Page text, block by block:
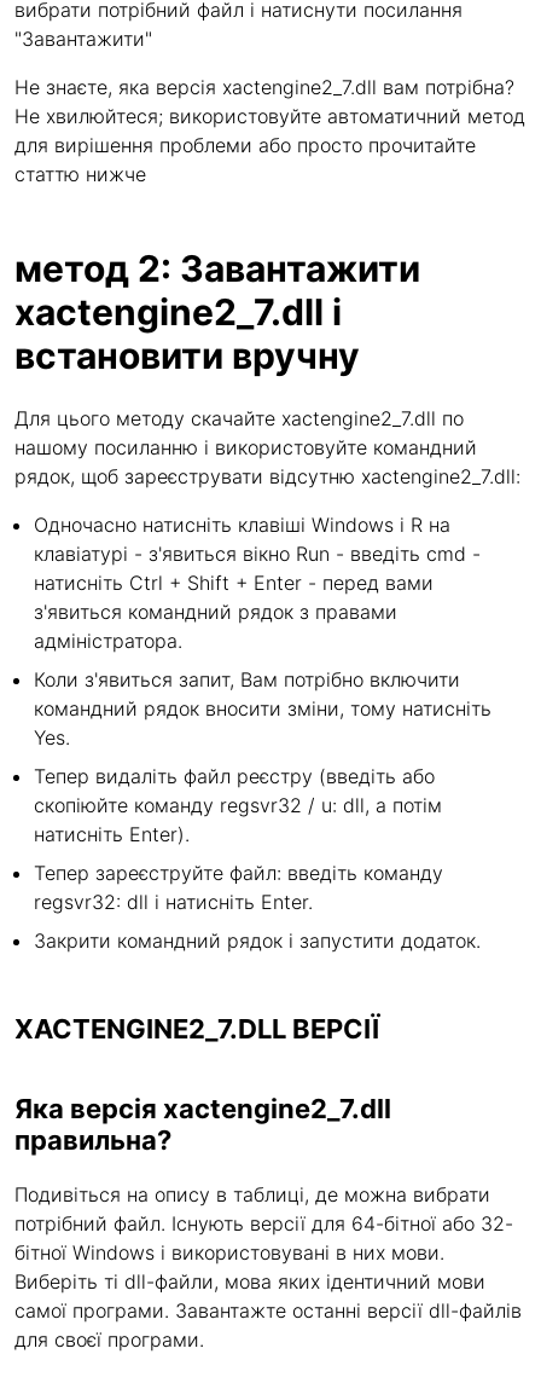
вибрати потрібний файл і натиснути посилання
"Завантажити"
Не знаєте, яка версія xactengine2_7.dll вам потрібна?
Не хвилюйтеся; використовуйте автоматичний метод
для вирішення проблеми або просто прочитайте
статтю нижче
метод 2: Завантажити
xactengine2_7.dll і
встановити вручну
Для цього методу скачайте xactengine2_7.dll по
нашому посиланню і використовуйте командний
рядок, щоб зареєструвати відсутню xactengine2_7.dll:
Одночасно натисніть клавіші Windows і R на
клавіатурі - з'явиться вікно Run - введіть cmd -
натисніть Ctrl + Shift + Enter - перед вами
з'явиться командний рядок з правами
адміністратора.
Коли з'явиться запит, Вам потрібно включити
командний рядок вносити зміни, тому натисніть
Yes.
Тепер видаліть файл реєстру (введіть або
скопіюйте команду regsvr32 / u: dll, а потім
натисніть Enter).
Тепер зареєструйте файл: введіть команду
regsvr32: dll і натисніть Enter.
Закрити командний рядок і запустити додаток.
XACTENGINE2_7.DLL ВЕРСІЇ
Яка версія xactengine2_7.dll
правильна?
Подивіться на опису в таблиці, де можна вибрати
потрібний файл. Існують версії для 64-бітної або 32-
бітної Windows і використовувані в них мови.
Виберіть ті dll-файли, мова яких ідентичний мови
самої програми. Завантажте останні версії dll-файлів
для своєї програми.